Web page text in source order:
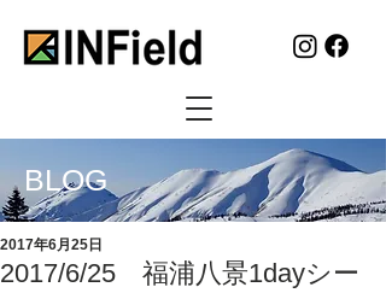
BLOG
2017/6/25 福浦八景1dayシー
2017年6月25日